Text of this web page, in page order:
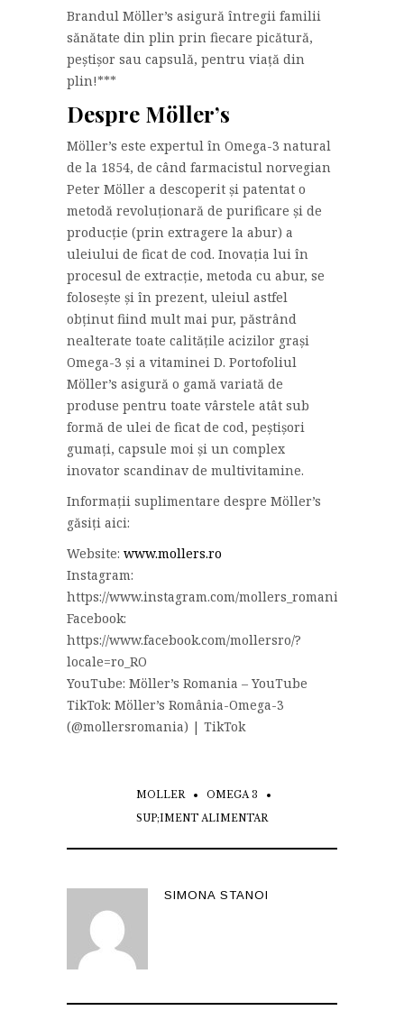
Brandul Möller’s asigură întregii familii
sănătate din plin prin fiecare picătură,
peștișor sau capsulă, pentru viață din
plin!***
Despre Möller’s
Möller’s este expertul în Omega-3 natural
de la 1854, de când farmacistul norvegian
Peter Möller a descoperit și patentat o
metodă revoluționară de purificare și de
producție (prin extragere la abur) a
uleiului de ficat de cod. Inovația lui în
procesul de extracție, metoda cu abur, se
folosește și în prezent, uleiul astfel
obținut fiind mult mai pur, păstrând
nealterate toate calitățile acizilor grași
Omega-3 și a vitaminei D. Portofoliul
Möller’s asigură o gamă variată de
produse pentru toate vârstele atât sub
formă de ulei de ficat de cod, peștișori
gumați, capsule moi și un complex
inovator scandinav de multivitamine.
Informații suplimentare despre Möller’s
găsiți aici:
Website: www.mollers.ro
Instagram:
https://www.instagram.com/mollers_romania/
Facebook:
https://www.facebook.com/mollersro/?
locale=ro_RO
YouTube: Möller’s Romania – YouTube
TikTok: Möller’s România-Omega-3
(@mollersromania) | TikTok
MOLLER
OMEGA 3
SUP;IMENT ALIMENTAR
SIMONA STANOI